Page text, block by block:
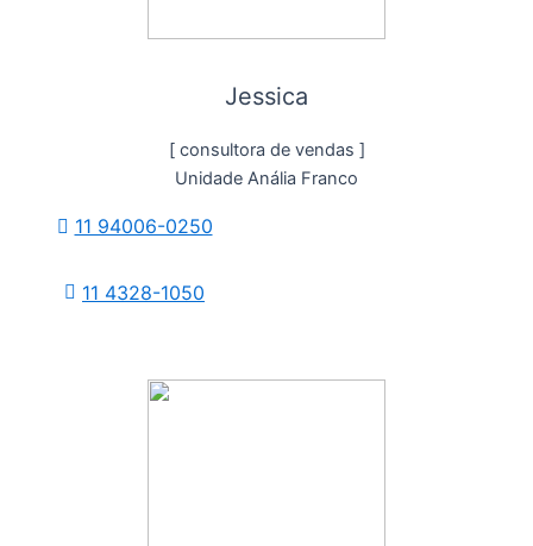
Jessica
[ consultora de vendas ]
Unidade Anália Franco
11 94006-0250
11 4328-1050